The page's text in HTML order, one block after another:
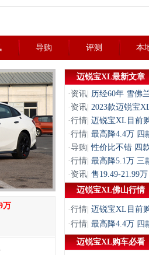
导购 评测 本
万
迈锐宝XL最新文章
· 资讯 历经60年 雪佛
· 资讯 2023款迈锐宝
·行情 迈锐宝XL目前
·行情 最高降4.4万 四
·导购 |性价比不错 四
·行情 最高降5.1万 三
· 资讯 售19.49-21.99
迈锐宝XL佛山行情
·行情 迈锐宝XL目前
·行情 最高降4.4万 四
迈锐宝XL购车必看